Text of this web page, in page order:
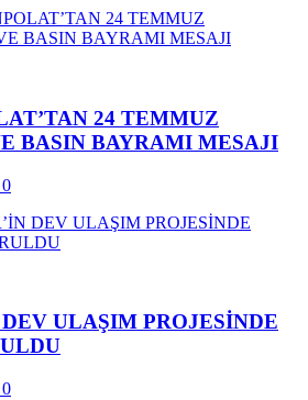
24 TEMMUZ
BASIN BAYRAMI MESAJI
0
ULAŞIM PROJESİNDE
0